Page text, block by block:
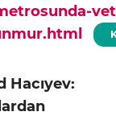
Hacıyev: